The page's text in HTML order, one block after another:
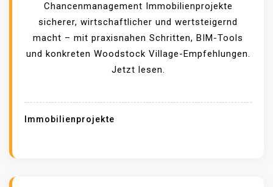
Chancenmanagement Immobilienprojekte
sicherer, wirtschaftlicher und wertsteigernd
macht – mit praxisnahen Schritten, BIM-Tools
und konkreten Woodstock Village-Empfehlungen.
Jetzt lesen.
Immobilienprojekte